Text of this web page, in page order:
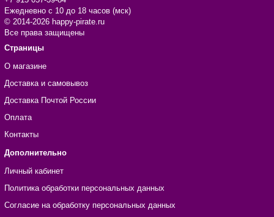
Ежедневно с 10 до 18 часов (мск)
© 2014-2026 happy-pirate.ru
Все права защищены
Страницы
О магазине
Доставка и самовывоз
Доставка Почтой России
Оплата
Контакты
Дополнительно
Личный кабинет
Политика обработки персональных данных
Согласие на обработку персональных данных